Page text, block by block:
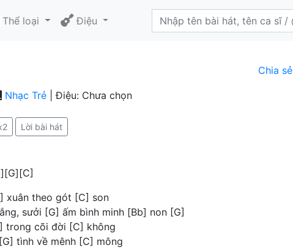
Thể loại Điệu
Chia sẻ
Nhạc Trẻ | Điệu: Chưa chọn
Lời bài hát
xuân theo gót [C] son
sưởi [G] ấm bình minh [Bb] non [G]
trong cõi đời [C] không
tình về mênh [C] mông